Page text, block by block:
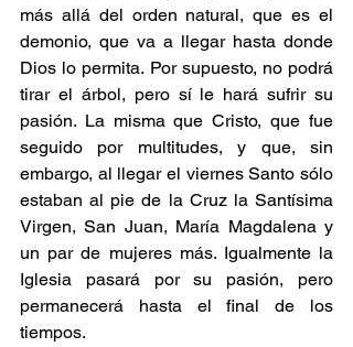
más allá del orden natural, que es el
demonio, que va a llegar hasta donde
Dios lo permita. Por supuesto, no podrá
tirar el árbol, pero sí le hará sufrir su
pasión. La misma que Cristo, que fue
seguido por multitudes, y que, sin
embargo, al llegar el viernes Santo sólo
estaban al pie de la Cruz la Santísima
Virgen, San Juan, María Magdalena y
un par de mujeres más. Igualmente la
Iglesia pasará por su pasión, pero
permanecerá hasta el final de los
tiempos.